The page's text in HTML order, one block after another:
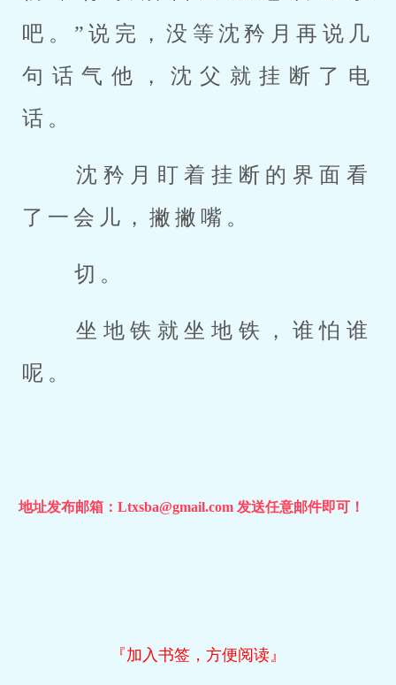
吧。”说完，没等沈矜月再说几
句话气他，沈父就挂断了电
话。
了一会儿，撇撇嘴。
切。
呢。
地址发布邮箱：Ltxsba@gmail.com 发送任意邮件即可！
『加入书签，方便阅读』